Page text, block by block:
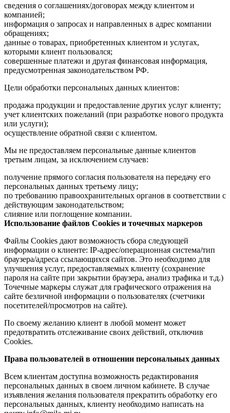
сведения о соглашениях/договорах между клиентом и
компанией;
информация о запросах и направленных в адрес компании
обращениях;
данные о товарах, приобретенных клиентом и услугах,
которыми клиент пользовался;
совершенные платежи и другая финансовая информация,
предусмотренная законодательством РФ.
Цели обработки персональных данных клиентов:
продажа продукции и предоставление других услуг клиенту;
учет клиентских пожеланий (при разработке нового продукта
или услуги);
осуществление обратной связи с клиентом.
Мы не предоставляем персональные данные клиентов
третьим лицам, за исключением случаев:
получение прямого согласия пользователя на передачу его
персональных данных третьему лицу;
по требованию правоохранительных органов в соответствии с
действующим законодательством;
слияние или поглощение компании.
Использование файлов Cookies и точечных маркеров
Файлы Cookies дают возможность сбора следующей
информации о клиенте: IP-адрес/операционная система/тип
браузера/адреса ссылающихся сайтов. Это необходимо для
улучшения услуг, предоставляемых клиенту (сохранение
пароля на сайте при закрытии браузера, анализ трафика и т.д.)
Точечные маркеры служат для графического отражения на
сайте безличной информации о пользователях (счетчики
посетителей/просмотров на сайте).
По своему желанию клиент в любой момент может
предотвратить отслеживание своих действий, отключив
Cookies.
Права пользователей в отношении персональных данных
Всем клиентам доступна возможность редактирования
персональных данных в своем личном кабинете. В случае
изъявления желания пользователя прекратить обработку его
персональных данных, клиенту необходимо написать на